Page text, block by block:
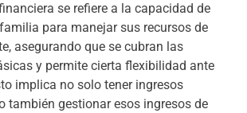
se refiere a la capacidad de
para manejar sus recursos de
asegurando que se cubran las
y permite cierta flexibilidad ante
implica no solo tener ingresos
también gestionar esos ingresos de